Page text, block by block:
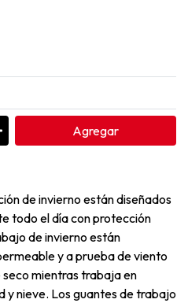
Agregar
de invierno están diseñados
todo el día con protección
de invierno están
y a prueba de viento
mientras trabaja en
y nieve. Los guantes de trabajo